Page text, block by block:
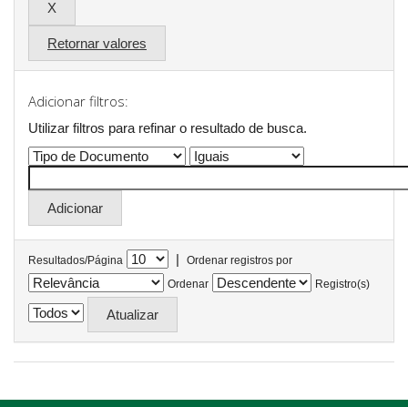
Retornar valores
Adicionar filtros:
Utilizar filtros para refinar o resultado de busca.
Resultados/Página |
Ordenar registros por
Ordenar
Registro(s)